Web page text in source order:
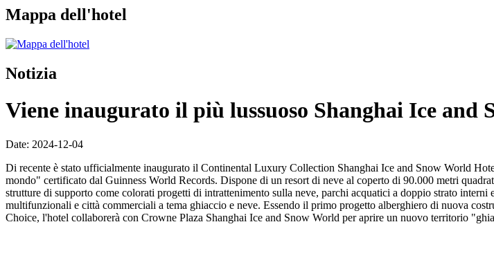
Mappa dell'hotel
Notizia
Viene inaugurato il più lussuoso Shanghai Ice and
Date: 2024-12-04
Di recente è stato ufficialmente inaugurato il Continental Luxury Collection Shanghai Ice and Snow World
mondo" certificato dal Guinness World Records. Dispone di un resort di neve al coperto di 90.000 metri
strutture di supporto come colorati progetti di intrattenimento sulla neve, parchi acquatici a doppio strato
multifunzionali e città commerciali a tema ghiaccio e neve. Essendo il primo progetto alberghiero di nuova
Choice, l'hotel collaborerà con Crowne Plaza Shanghai Ice and Snow World per aprire un nuovo territorio